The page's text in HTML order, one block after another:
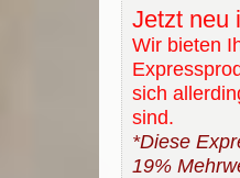
Jetzt neu
Wir bieten
sich
sind.
*Diese
19%